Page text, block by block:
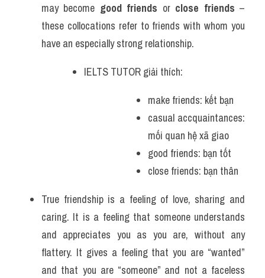
may become good friends or close friends –
these collocations refer to friends with whom you
have an especially strong relationship.
IELTS TUTOR giải thích:
make friends: kết bạn
casual accquaintances:
mối quan hệ xã giao
good friends: bạn tốt
close friends: bạn thân
True friendship is a feeling of love, sharing and
caring. It is a feeling that someone understands
and appreciates you as you are, without any
flattery. It gives a feeling that you are “wanted”
and that you are “someone” and not a faceless